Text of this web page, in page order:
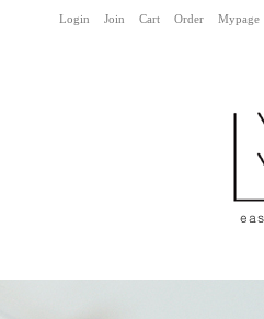
Login Join Cart Order Mypage